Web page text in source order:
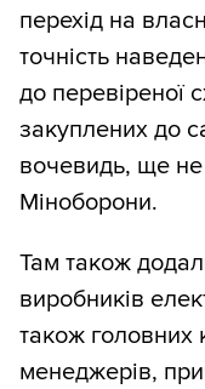
перехід на
точність
до перевіреної
закуплених до
вочевидь, ще не
Міноборони.
Там також
виробників
також головних
менеджерів,